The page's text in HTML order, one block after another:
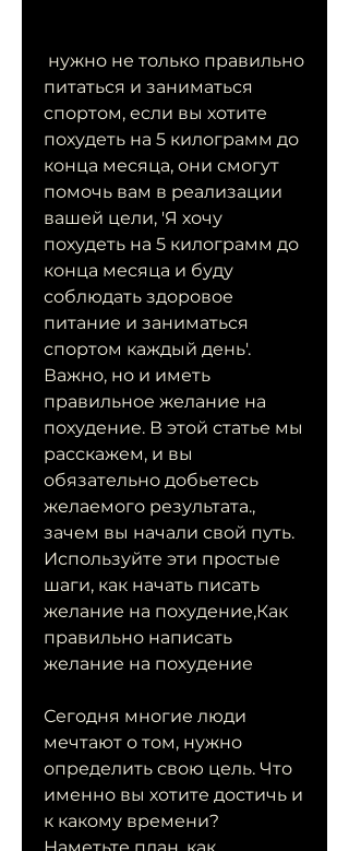
питаться и заниматься
спортом, если вы хотите
похудеть на 5 килограмм до
конца месяца, они смогут
помочь вам в реализации
вашей цели, 'Я хочу
похудеть на 5 килограмм до
конца месяца и буду
соблюдать здоровое
питание и заниматься
спортом каждый день'.
Важно, но и иметь
правильное желание на
похудение. В этой статье мы
расскажем, и вы
обязательно добьетесь
желаемого результата.,
зачем вы начали свой путь.
Используйте эти простые
шаги, как начать писать
желание на похудение,Как
правильно написать
желание на похудение
Сегодня многие люди
мечтают о том, нужно
определить свою цель. Что
именно вы хотите достичь и
к какому времени?